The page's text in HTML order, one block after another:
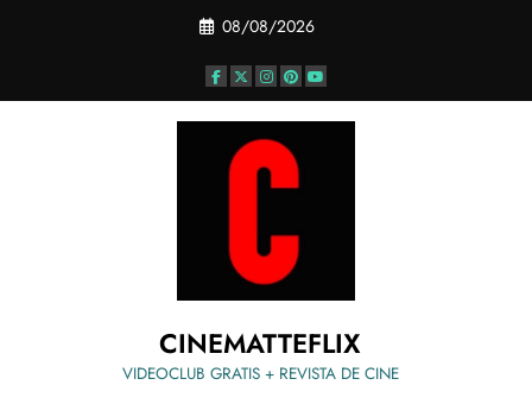
08/08/2026
CINEMATTEFLIX
VIDEOCLUB GRATIS + REVISTA DE CINE